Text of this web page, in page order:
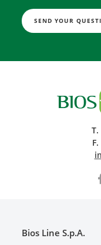
SEND YOUR
T.
F.
Bios Line S.p.A.